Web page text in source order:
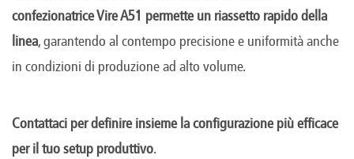
confezionatrice Vire A51 permette un riassetto rapido della
linea, garantendo al contempo precisione e uniformità anche
in condizioni di produzione ad alto volume.
Contattaci per definire insieme la configurazione più efficace
per il tuo setup produttivo.